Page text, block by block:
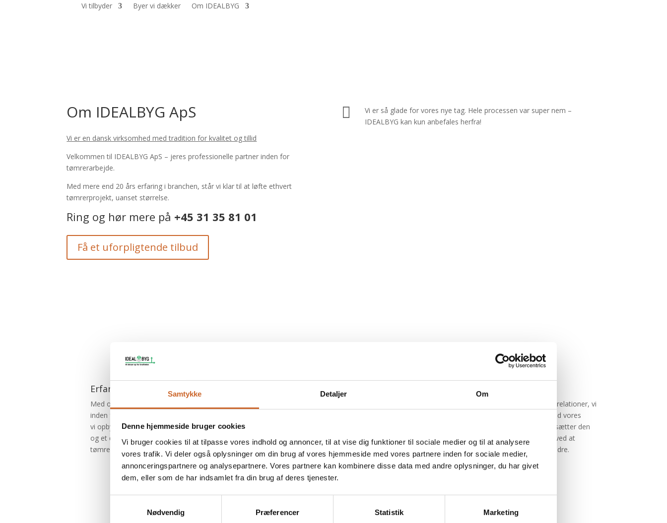
Samtykke Detaljer Om
Denne hjemmeside bruger cookies
Vi bruger cookies til at tilpasse vores indhold og annoncer, til at vise dig funktioner til sociale medier og til at analysere
vores trafik. Vi deler også oplysninger om din brug af vores hjemmeside med vores partnere inden for sociale medier,
annonceringspartnere og analysepartnere. Vores partnere kan kombinere disse data med andre oplysninger, du har givet
dem, eller som de har indsamlet fra din brug af deres tjenester.
Nødvendig
Præferencer Statistik Marketing
Vi tilbyder Byer vi dækker Om IDEALBYG
Om IDEALBYG ApS
Vi er en dansk virksomhed med tradition for kvalitet og tillid
Velkommen til IDEALBYG ApS – jeres professionelle partner inden for
tømrerarbejde.
Med mere end 20 års erfaring i branchen, står vi klar til at løfte ethvert
tømrerprojekt, uanset størrelse.
Ring og hør mere på +45 31 35 81 01
Få et uforpligtende tilbud

Vi er så glade for vores nye tag. Hele processen var super nem –
IDEALBYG kan kun anbefales herfra!
Erfaring
Med over 20 års erfaring
inden for tømrerbranchen har
vi opbygget en solid erfaring
og et dybt kendskab til
tømrerfaget.
for at sikre holdbare løsninger.
løsninger, så de matcher dine
ønsker.
Vi er stolte af de relationer, vi
har opbygget med vores
kunder, og værdsætter den
tillid, de viser os ved at
anbefale os til andre.
Ring 31 35 81 01 i dag